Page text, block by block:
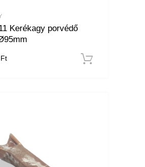
Kerékagy porvédő
Ft